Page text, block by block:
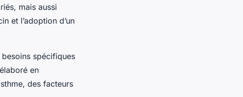
mais aussi
et l’adoption d’un
spécifiques
en
des facteurs